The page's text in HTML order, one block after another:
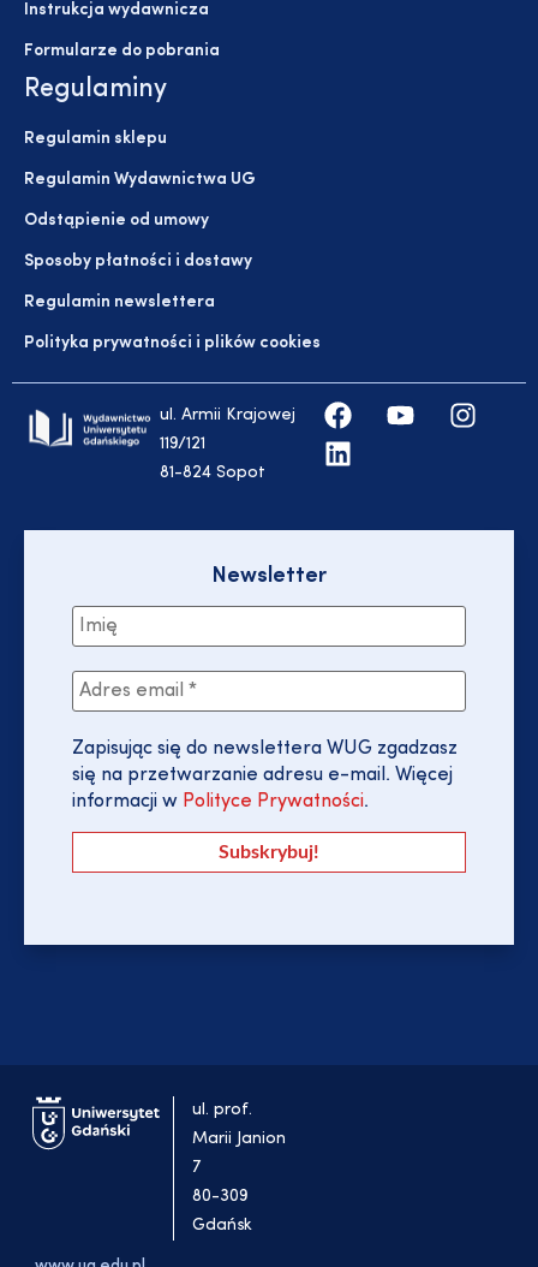
Instrukcja wydawnicza
Formularze do pobrania
Regulaminy
Regulamin sklepu
Regulamin Wydawnictwa UG
Odstąpienie od umowy
Sposoby płatności i dostawy
Regulamin newslettera
Polityka prywatności i plików cookies
ul. Armii Krajowej
119/121
81-824 Sopot
Newsletter
Zapisując się do newslettera WUG zgadzasz
się na przetwarzanie adresu e-mail. Więcej
informacji w Polityce Prywatności.
ul. prof.
Marii Janion
7
80-309
Gdańsk